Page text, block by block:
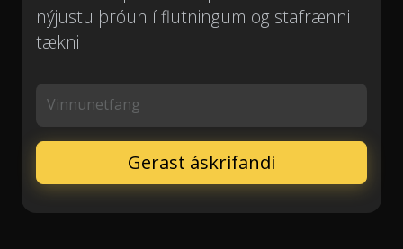
nýjustu þróun í flutningum og stafrænni
tækni
Vinnunetfang